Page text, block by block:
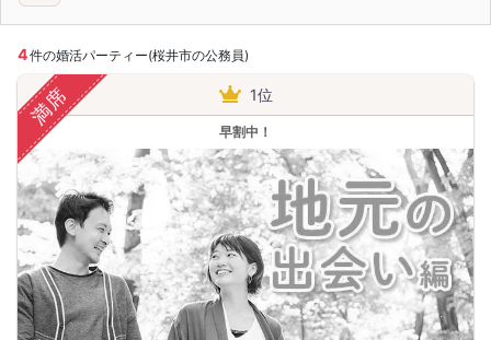
4件の婚活パーティー(桜井市の公務員)
満席 1位
早割中！